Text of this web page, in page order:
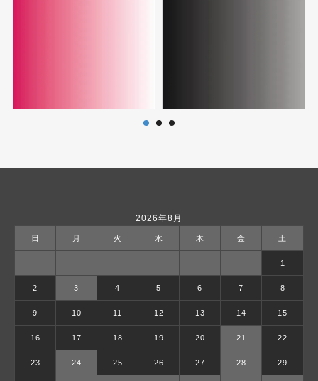
2026年8月
日 月 火 水 木 金 土
1
2 3 4 5 6 7 8
9 10 11 12 13 14 15
16 17 18 19 20 21 22
23 24 25 26 27 28 29